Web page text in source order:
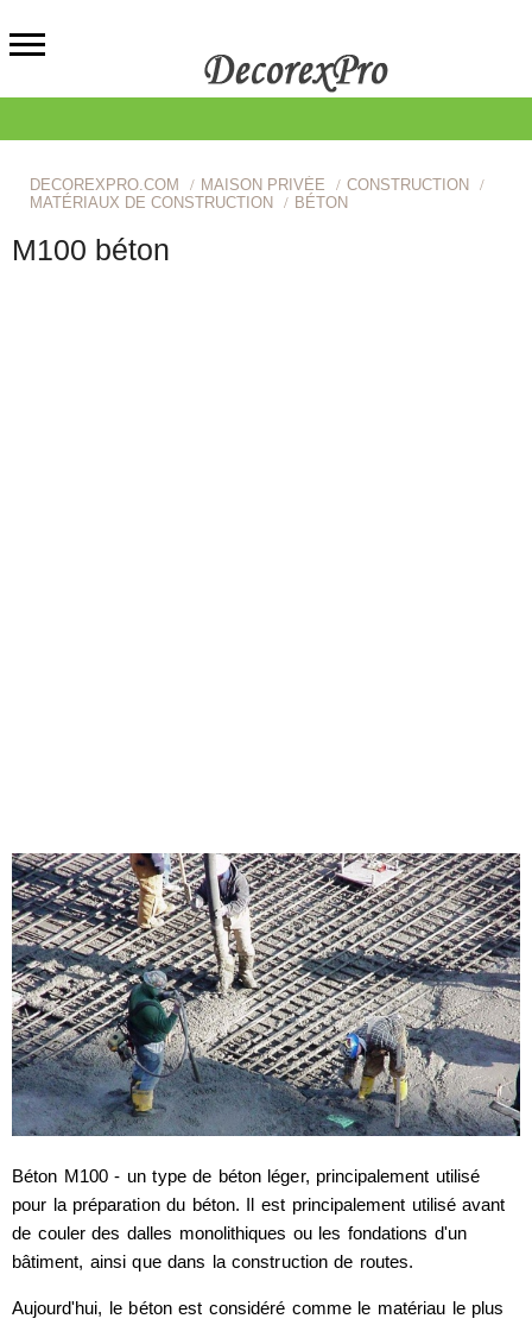
DECOREXPRO.COM MAISON PRIVÉE
CONSTRUCTION
MATÉRIAUX DE CONSTRUCTION
BÉTON
M100 béton
Béton M100 - un type de béton léger, principalement utilisé
pour la préparation du béton. Il est principalement utilisé avant
de couler des dalles monolithiques ou les fondations d'un
bâtiment, ainsi que dans la construction de routes.
Aujourd'hui, le béton est considéré comme le matériau le plus